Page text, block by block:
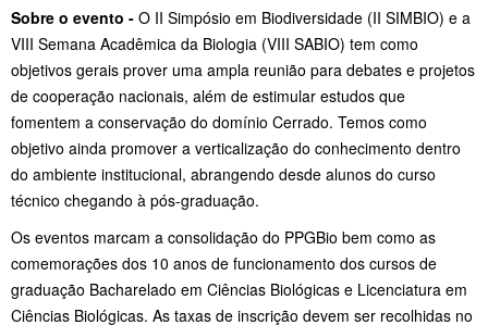
Sobre o evento - O II Simpósio em Biodiversidade (II SIMBIO) e a
VIII Semana Acadêmica da Biologia (VIII SABIO) tem como
objetivos gerais prover uma ampla reunião para debates e projetos
de cooperação nacionais, além de estimular estudos que
fomentem a conservação do domínio Cerrado. Temos como
objetivo ainda promover a verticalização do conhecimento dentro
do ambiente institucional, abrangendo desde alunos do curso
técnico chegando à pós-graduação.
Os eventos marcam a consolidação do PPGBio bem como as
comemorações dos 10 anos de funcionamento dos cursos de
graduação Bacharelado em Ciências Biológicas e Licenciatura em
Ciências Biológicas. As taxas de inscrição devem ser recolhidas no